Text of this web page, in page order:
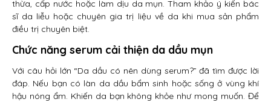
thừa, cấp nước hoặc làm dịu da mụn. Tham khảo ý kiến bác
sĩ da liễu hoặc chuyên gia trị liệu về da khi mua sản phẩm
điều trị chuyên biệt.
Chức năng serum cải thiện da dầu mụn
Với câu hỏi lớn “Da dầu có nên dùng serum?” đã tìm được lời
đáp. Nếu bạn có làn da dầu bẩm sinh hoặc sống ở vùng khí
hậu nóng ẩm. Khiến da bạn không khỏe như mong muốn. Để